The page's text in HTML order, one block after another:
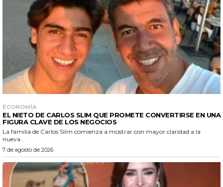
ECONOMÍA
EL NIETO DE CARLOS SLIM QUE PROMETE CONVERTIRSE EN UNA
FIGURA CLAVE DE LOS NEGOCIOS
La familia de Carlos Slim comienza a mostrar con mayor claridad a la
nueva...
7 de agosto de 2026